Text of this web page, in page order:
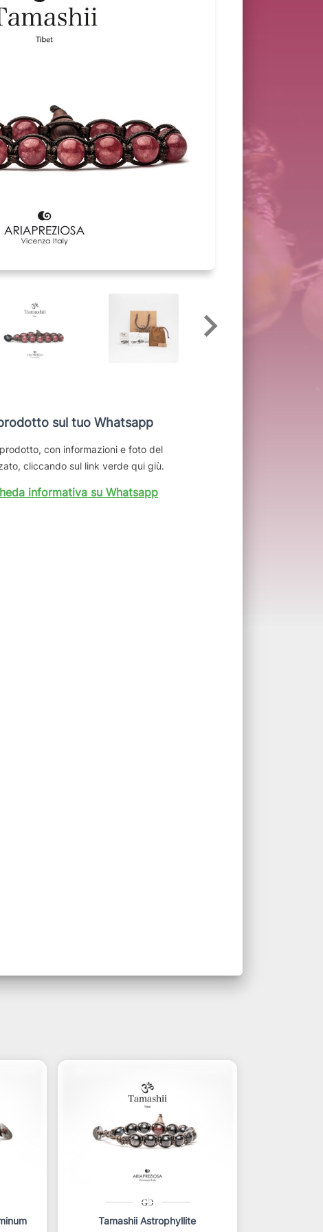
sul tuo Whatsapp
con informazioni e foto del
cliccando sul link verde qui giù.
informativa su Whatsapp
Tamashii Astrophyllite